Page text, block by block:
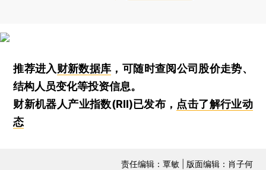
推荐进入财新数据库 ，可随时查阅公司股价走势、
结构人员变化等投资信息。
财新机器人产业指数(RII)已发布， 点击了解行业动
态
责任编辑：覃敏 | 版面编辑：肖子何